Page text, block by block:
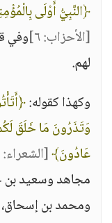
﴿النَّبِيُّ أَوْلَى
[الأحزاب: ٦]
وفي
لهم.
وكهذا كقوله:
وَتَذَرُونَ مَا خَلَقَ
عَادُونَ﴾[الشعراء: ١٦٥، ١٦٦]
مجاهد وسعيد بن
ومحمد بن